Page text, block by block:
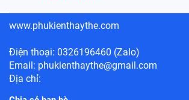
www.phukienthaythe.com
Điện thoại: 0326196460 (Zalo)
Email: phukienthaythe@gmail.com
Địa chỉ: